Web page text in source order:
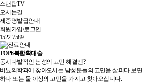
스탠탑TV
오시는길
제증명발급안내
회원가입/로그인
1522-7589
TOP6복합확대술
동시다발적인 남성의 고민 해결엔?
비뇨의학과에 찾아오시는 남성분들의 고민을 살피다 보면
하나 또는 둘 이상의 고민을 가지고 찾아오십니다.